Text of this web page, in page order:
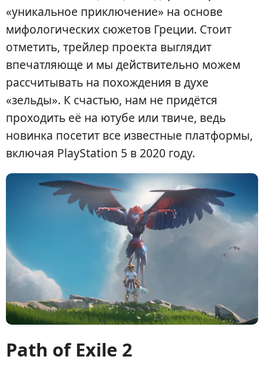
«уникальное приключение» на основе
мифологических сюжетов Греции. Стоит
отметить, трейлер проекта выглядит
впечатляюще и мы действительно можем
рассчитывать на похождения в духе
«зельды». К счастью, нам не придётся
проходить её на ютубе или твиче, ведь
новинка посетит все известные платформы,
включая PlayStation 5 в 2020 году.
Path of Exile 2